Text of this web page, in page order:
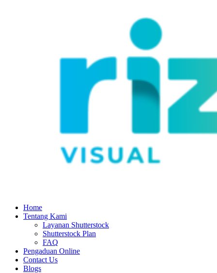
Home
Tentang Kami
Layanan Shutterstock
Shutterstock Plan
FAQ
Pengaduan Online
Contact Us
Blogs